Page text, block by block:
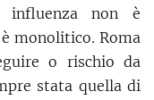
influenza non è
monolitico. Roma
o rischio da
stata quella di